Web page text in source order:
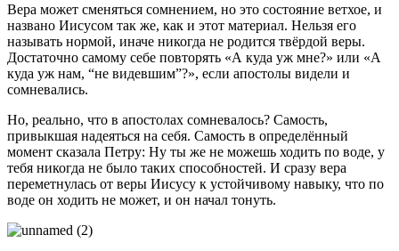
Вера может сменяться сомнением, но это состояние ветхое, и
названо Иисусом так же, как и этот материал. Нельзя его
называть нормой, иначе никогда не родится твёрдой веры.
Достаточно самому себе повторять «А куда уж мне?» или «А
куда уж нам, “не видевшим”?», если апостолы видели и
сомневались.
Но, реально, что в апостолах сомневалось? Самость,
привыкшая надеяться на себя. Самость в определённый
момент сказала Петру: Ну ты же не можешь ходить по воде, у
тебя никогда не было таких способностей. И сразу вера
переметнулась от веры Иисусу к устойчивому навыку, что по
воде он ходить не может, и он начал тонуть.